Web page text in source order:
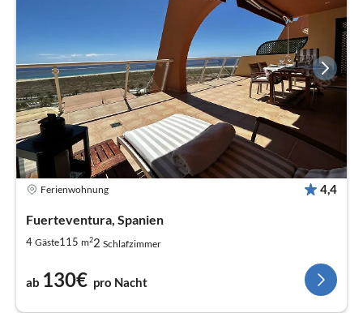
Ferienwohnung 4,4
Fuerteventura, Spanien
4 Gäste115 m22 Schlafzimmer
ab 130€ pro Nacht